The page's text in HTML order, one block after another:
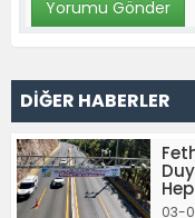
DİĞER HABERLER
03-